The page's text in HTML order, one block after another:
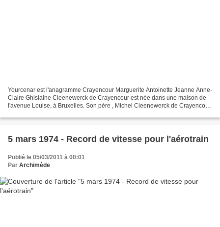
Yourcenar est l'anagramme Crayencour Marguerite Antoinette Jeanne Anne-
Claire Ghislaine Cleenewerck de Crayencour est née dans une maison de
l'avenue Louise, à Bruxelles. Son père , Michel Cleenewerck de Crayencour,
5 mars 1974 - Record de vitesse pour l'aérotrain
Publié le 05/03/2011 à 00:01
Par Archimède